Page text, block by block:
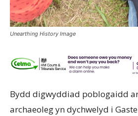
Unearthing History Image
Bydd digwyddiad poblogaidd
archaeoleg yn dychwelyd i